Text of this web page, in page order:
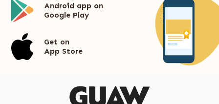
Android app on
Google Play
Get on
App Store